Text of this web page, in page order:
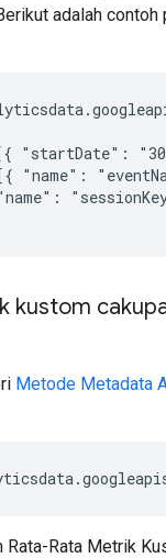
adalah contoh
"startDate":
"name":
kustom
Metode Metadata
Rata-Rata Metrik